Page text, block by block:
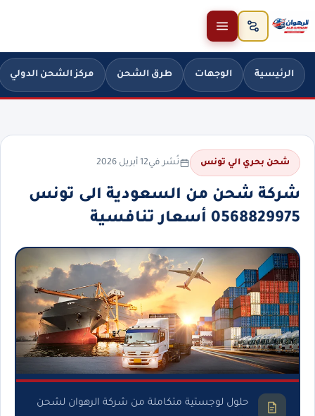
تخطَّ إلى المحتوى
الرئيسية الوجهات طرق الشحن مركز الشحن الدولي
شحن بحري الي تونس نُشر في12 أبريل 2026
شركة شحن من السعودية الى تونس
0568829975 أسعار تنافسية
حلول لوجستية متكاملة من شركة الرهوان لشحن